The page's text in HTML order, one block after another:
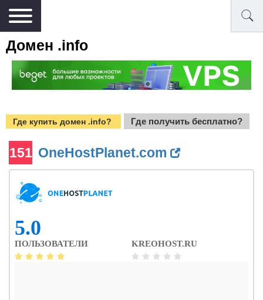
Домен .info
Где купить домен .info? Где получить бесплатно?
151 OneHostPlanet.com
5.0
ПОЛЬЗОВАТЕЛИ KREOHOST.RU